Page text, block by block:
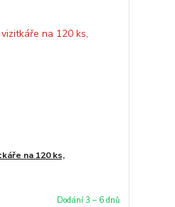
na 120 ks,
Dodání 3 – 6 dnů